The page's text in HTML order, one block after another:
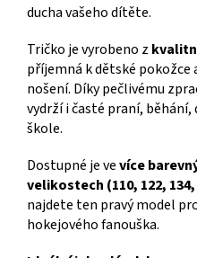
ducha vašeho dítěte.
Tričko je vyrobeno z
příjemná k dětské pokožce
nošení. Díky pečlivému
vydrží i časté praní,
škole.
Dostupné je vevíce
velikostech (110, 122, 134,
najdete ten pravý model
hokejového fanouška.